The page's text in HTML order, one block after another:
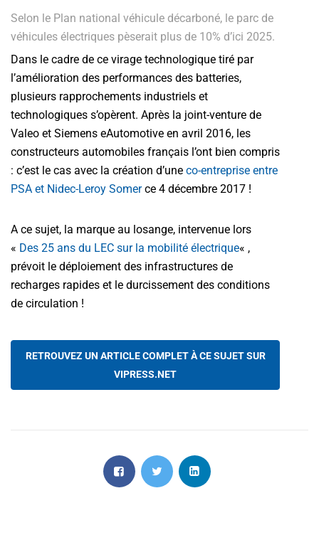
Selon le Plan national véhicule décarboné, le parc de
véhicules électriques pèserait plus de 10% d’ici 2025.
Dans le cadre de ce virage technologique tiré par
l’amélioration des performances des batteries,
plusieurs rapprochements industriels et
technologiques s’opèrent. Après la joint-venture de
Valeo et Siemens eAutomotive en avril 2016, les
constructeurs automobiles français l’ont bien compris
: c’est le cas avec la création d’une co-entreprise entre
PSA et Nidec-Leroy Somerce 4 décembre 2017 !
A ce sujet, la marque au losange, intervenue lors
« Des 25 ans du LEC sur la mobilité électrique« ,
prévoit le déploiement des infrastructures de
recharges rapides et le durcissement des conditions
de circulation !
RETROUVEZ UN ARTICLE COMPLET À CE SUJET SUR
VIPRESS.NET